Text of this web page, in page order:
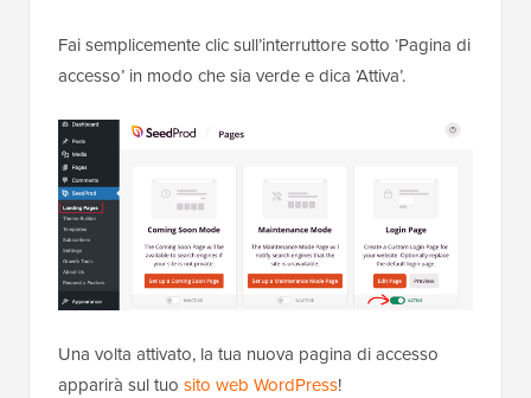
Fai semplicemente clic sull’interruttore sotto ‘Pagina di
accesso’ in modo che sia verde e dica ‘Attiva’.
Una volta attivato, la tua nuova pagina di accesso
apparirà sul tuo sito web WordPress!